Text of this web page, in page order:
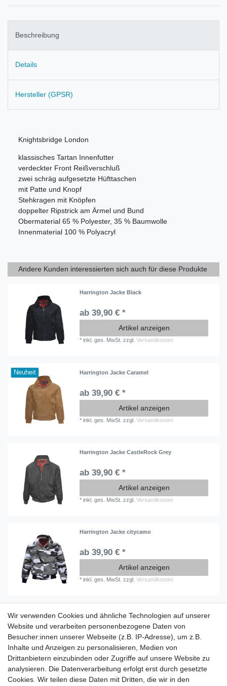
Beschreibung
Details
Hersteller (GPSR)
Knightsbridge London
klassisches Tartan Innenfutter
verdeckter Front Reißverschluß
zwei schräg aufgesetzte Hüfttaschen
mit Patte und Knopf
Stehkragen mit Knöpfen
doppelter Ripstrick am Ärmel und Bund
Obermaterial 65 % Polyester, 35 % Baumwolle
Innenmaterial 100 % Polyacryl
Andere Kunden interessierten sich auch für diese Produkte
Harrington Jacke Black
ab 39,90 € *
Artikel anzeigen
*inkl. ges. MwSt. zzgl.Versandkosten
Neuheit Harrington Jacke Caramel
ab 39,90 € *
Artikel anzeigen
*inkl. ges. MwSt. zzgl.Versandkosten
Harrington Jacke CastleRock Grey
ab 39,90 € *
Artikel anzeigen
*inkl. ges. MwSt. zzgl.Versandkosten
Harrington Jacke citycamo
ab 39,90 € *
Artikel anzeigen
*inkl. ges. MwSt. zzgl.Versandkosten
Information
Versand mit DHL weltweit
Kostenloser Versand ab 40 €
Lieferung an Paketstation
14 Tage Rückgaberecht
Wir verwenden Cookies und ähnliche Technologien auf unserer
Website und verarbeiten personenbezogene Daten von
Besucher:innen unserer Webseite (z.B. IP-Adresse), um z.B.
Inhalte und Anzeigen zu personalisieren, Medien von
Drittanbietern einzubinden oder Zugriffe auf unsere Website zu
analysieren. Die Datenverarbeitung erfolgt erst durch gesetzte
Cookies. Wir teilen diese Daten mit Dritten, die wir in den